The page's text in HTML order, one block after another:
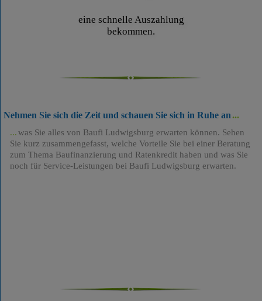
eine schnelle Auszahlung
bekommen.
Nehmen Sie sich die Zeit und schauen Sie sich in Ruhe an
was Sie alles von Baufi Ludwigsburg erwarten können. Sehen
Sie kurz zusammengefasst, welche Vorteile Sie bei einer Beratung
zum Thema Baufinanzierung und Ratenkredit haben und was Sie
noch für Service-Leistungen bei Baufi Ludwigsburg erwarten.